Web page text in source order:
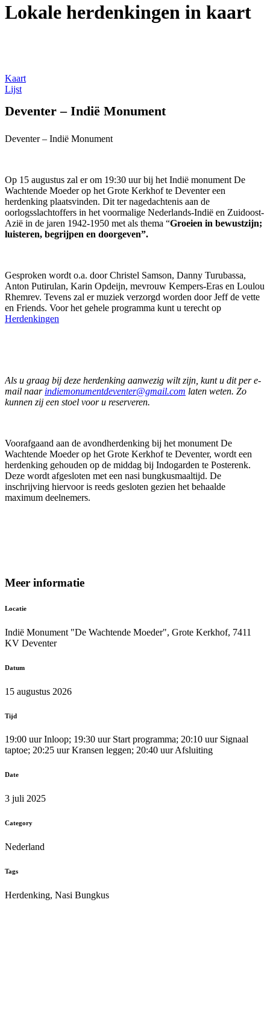
Lokale herdenkingen in kaart
Kaart
Lijst
Deventer – Indië Monument
Deventer – Indië Monument
Op 15 augustus zal er om 19:30 uur bij het Indië monument De
Wachtende Moeder op het Grote Kerkhof te Deventer een
herdenking plaatsvinden. Dit ter nagedachtenis aan de
oorlogsslachtoffers in het voormalige Nederlands-Indië en Zuidoost-
Azië in de jaren 1942-1950 met als thema “Groeien in bewustzijn;
luisteren, begrijpen en doorgeven”.
Gesproken wordt o.a. door Christel Samson, Danny Turubassa,
Anton Putirulan, Karin Opdeijn, mevrouw Kempers-Eras en Loulou
Rhemrev. Tevens zal er muziek verzorgd worden door Jeff de vette
en Friends. Voor het gehele programma kunt u terecht op
Herdenkingen
Als u graag bij deze herdenking aanwezig wilt zijn, kunt u dit per e-
mail naar indiemonumentdeventer@gmail.com laten weten. Zo
kunnen zij een stoel voor u reserveren.
Voorafgaand aan de avondherdenking bij het monument De
Wachtende Moeder op het Grote Kerkhof te Deventer, wordt een
herdenking gehouden op de middag bij Indogarden te Posterenk.
Deze wordt afgesloten met een nasi bungkusmaaltijd. De
inschrijving hiervoor is reeds gesloten gezien het behaalde
maximum deelnemers.
Meer informatie
Locatie
Indië Monument "De Wachtende Moeder", Grote Kerkhof, 7411
KV Deventer
Datum
15 augustus 2026
Tijd
19:00 uur Inloop; 19:30 uur Start programma; 20:10 uur Signaal
taptoe; 20:25 uur Kransen leggen; 20:40 uur Afsluiting
Date
3 juli 2025
Category
Nederland
Tags
Herdenking, Nasi Bungkus